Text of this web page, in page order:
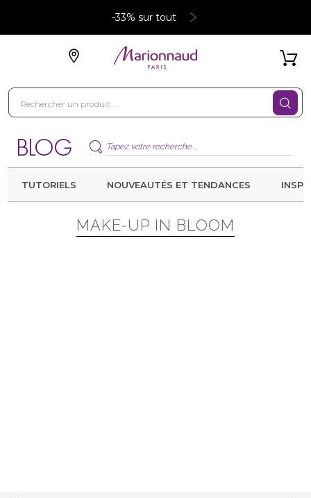
-33% sur tout
TUTORIELS NOUVEAUTÉS ET TENDANCES
MAKE-UP IN BLOOM